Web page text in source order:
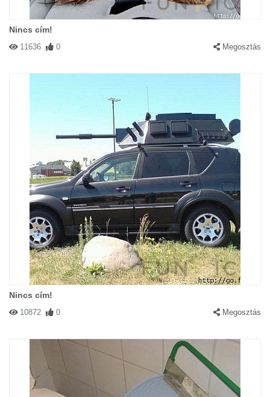
Nincs cím!
11636 0 Megosztás
Nincs cím!
10872 0 Megosztás